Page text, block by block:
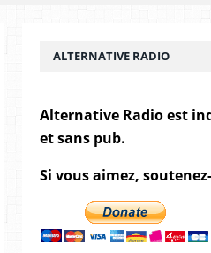
ALTERNATIVE RADIO
Alternative Radio est
et sans pub.
Si vous aimez,